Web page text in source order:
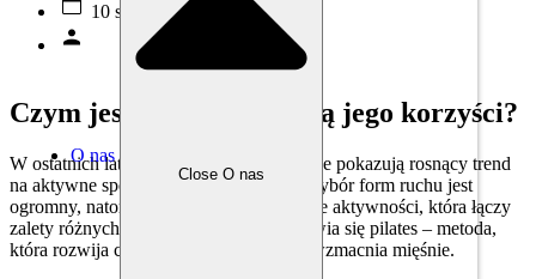
O nas
Close O nas
10 stycznia, 2025
Czym jest pilates i jakie są jego korzyści?
W ostatnich latach media społecznościowe pokazują rosnący trend
na aktywne spędzanie czasu wolnego. Wybór form ruchu jest
ogromny, natomiast wiele z nas poszukuje aktywności, która łączy
zalety różnych form ćwiczeń. Tutaj pojawia się pilates – metoda,
która rozwija ciało, poprawia postawę i wzmacnia mięśnie.